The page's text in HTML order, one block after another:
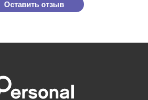
Оставить отзыв